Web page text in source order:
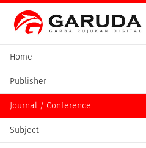
Home
Publisher
Journal / Conference
Subject